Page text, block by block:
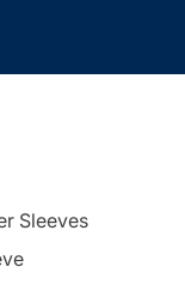
Sleeves